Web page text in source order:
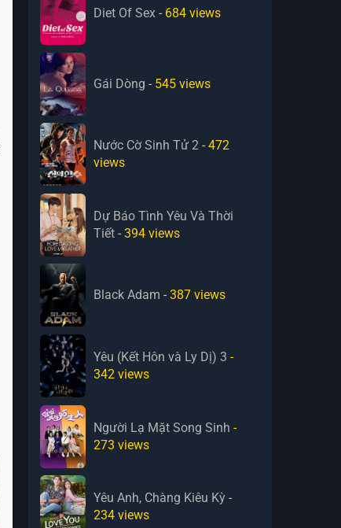
Diet Of Sex - 684 views
Gái Dòng - 545 views
Nước Cờ Sinh Tử 2 - 472
views
Dự Báo Tình Yêu Và Thời
Tiết - 394 views
Black Adam - 387 views
Yêu (Kết Hôn và Ly Dị) 3 -
342 views
Người Lạ Mặt Song Sinh -
273 views
Yêu Anh, Chàng Kiêu Kỳ -
234 views